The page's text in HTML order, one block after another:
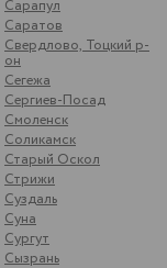
Сарапул
Саратов
Свердлово, Тоцкий р-
он
Сегежа
Сергиев-Посад
Смоленск
Соликамск
Старый Оскол
Стрижи
Суздаль
Суна
Сургут
Сызрань